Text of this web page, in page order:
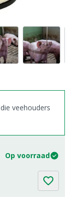
veehouders
Op voorraad